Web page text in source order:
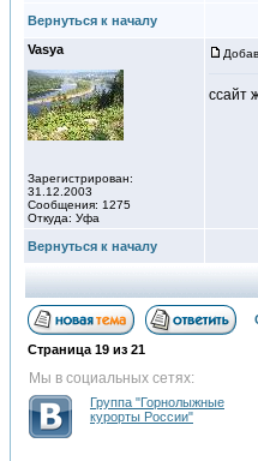
Вернуться к началу
Vasya
Зарегистрирован:
31.12.2003
Сообщения: 1275
Откуда: Уфа
ссайт
Вернуться к началу
Страница 19 из 21
Мы в социальных сетях:
Группа "Горнолыжные
курорты России"